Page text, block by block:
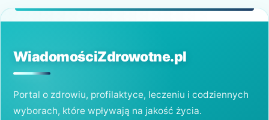
Właściwości zdrowotne żelaza 1. Wspomaga
WiadomościZdrowotne.pl
Portal o zdrowiu, profilaktyce, leczeniu i codziennych
wyborach, które wpływają na jakość życia.